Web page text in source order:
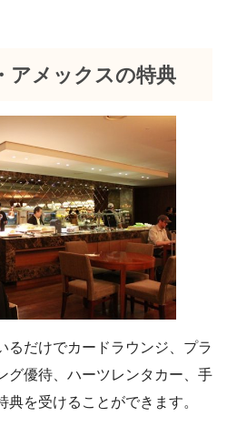
アメックスの特典
るだけでカードラウンジ、プラ
グ優待、ハーツレンタカー、手
を受けることができます。